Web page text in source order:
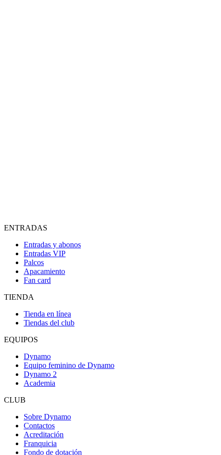
ENTRADAS
Entradas y abonos
Entradas VIP
Palcos
Apacamiento
Fan card
TIENDA
Tienda en línea
Tiendas del club
EQUIPOS
Dynamo
Equipo feminino de Dynamo
Dynamo 2
Academia
CLUB
Sobre Dynamo
Contactos
Acreditación
Franquicia
Fondo de dotación